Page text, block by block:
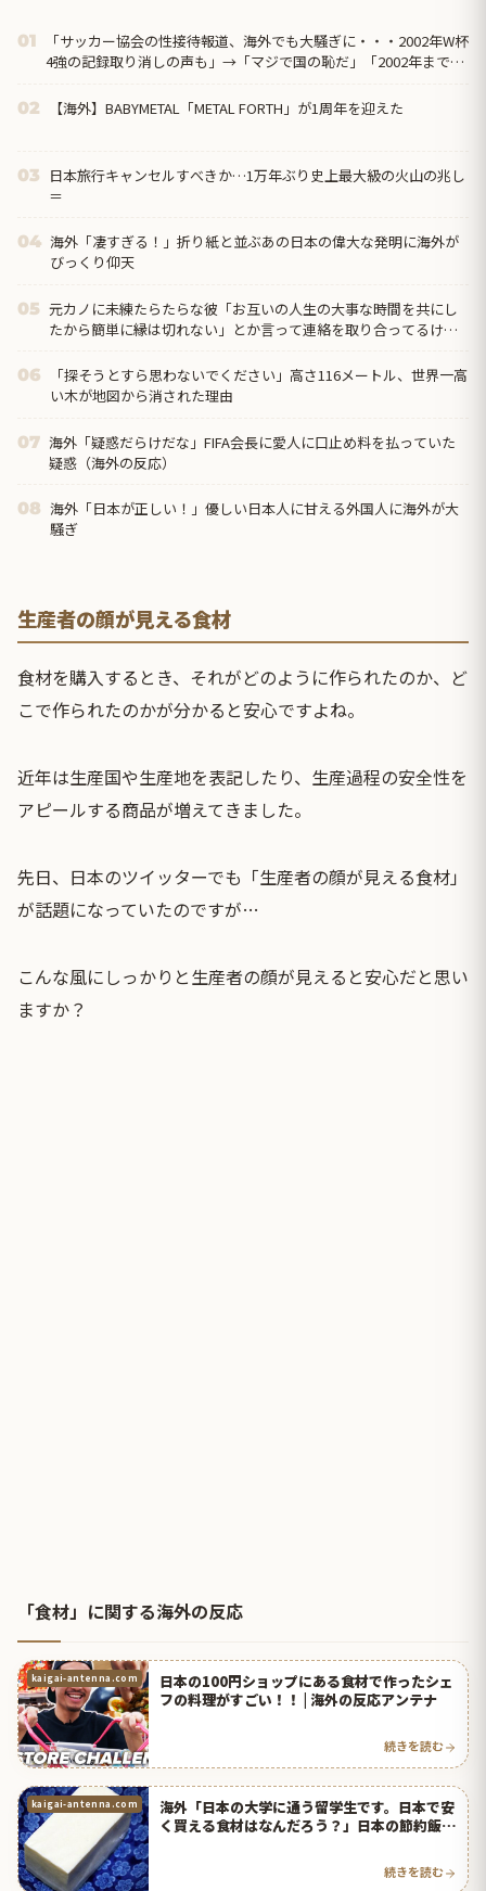
01
「サッカー協会の性接待報道、海外でも大騒ぎに・・・2002年W杯
4強の記録取り消しの声も」→「マジで国の恥だ」「2002年まで疑
02 【海外】BABYMETAL「METAL FORTH」が1周年を迎えた
03
日本旅行キャンセルすべきか…1万年ぶり史上最大級の火山の兆し
＝
04 海外「凄すぎる！」折り紙と並ぶあの日本の偉大な発明に海外が
びっくり仰天
05 元カノに未練たらたらな彼「お互いの人生の大事な時間を共にし
たから簡単に縁は切れない」とか言って連絡を取り合ってるけ
06
「探そうとすら思わないでください」高さ116メートル、世界一高
い木が地図から消された理由
07 海外「疑惑だらけだな」FIFA会長に愛人に口止め料を払っていた
疑惑（海外の反応）
08 海外「日本が正しい！」優しい日本人に甘える外国人に海外が大
騒ぎ
生産者の顔が見える食材
食材を購入するとき、それがどのように作られたのか、ど
こで作られたのかが分かると安心ですよね。
近年は生産国や生産地を表記したり、生産過程の安全性を
アピールする商品が増えてきました。
先日、日本のツイッターでも「生産者の顔が見える食材」
が話題になっていたのですが…
こんな風にしっかりと生産者の顔が見えると安心だと思い
ますか？
「食材」に関する海外の反応
kaigai-antenna.com
日本の100円ショップにある食材で作ったシェ
フの料理がすごい！！ | 海外の反応アンテナ
続きを読む
kaigai-antenna.com
海外「日本の大学に通う留学生です。日本で安
く買える食材はなんだろう？」日本の節約飯に
続きを読む